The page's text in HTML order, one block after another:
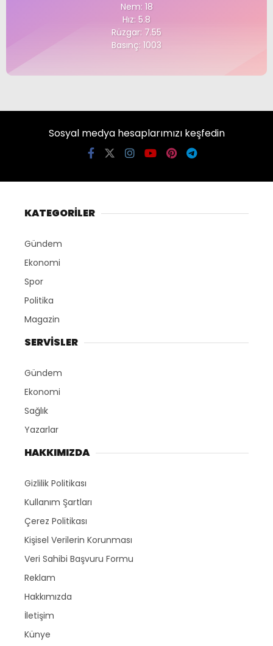
Nem: 18
Hız: 5.8
Rüzgar: 7.55
Basınç: 1003
Sosyal medya hesaplarımızı keşfedin
KATEGORİLER
Gündem
Ekonomi
Spor
Politika
Magazin
SERVİSLER
Gündem
Ekonomi
Sağlık
Yazarlar
HAKKIMIZDA
Gizlilik Politikası
Kullanım Şartları
Çerez Politikası
Kişisel Verilerin Korunması
Veri Sahibi Başvuru Formu
Reklam
Hakkımızda
İletişim
Künye